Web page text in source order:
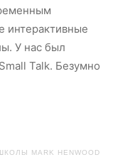
интерактивные
У нас был
Talk. Безумно
MARK HENWOOD